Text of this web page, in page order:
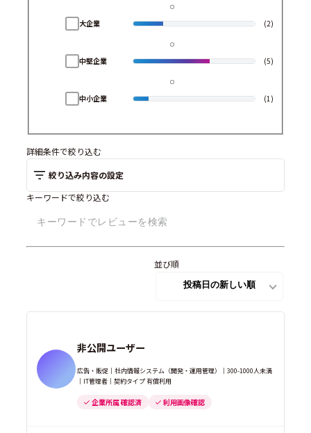
大企業 (2)
中堅企業 (5)
中小企業 (1)
詳細条件で絞り込む
絞り込み内容の設定
キーワードで絞り込む
並び順
非公開ユーザー
広告・販促｜社内情報システム（開発・運用管理）｜300-1000人未満
｜IT管理者｜契約タイプ 有償利用
企業所属 確認済 利用画像確認